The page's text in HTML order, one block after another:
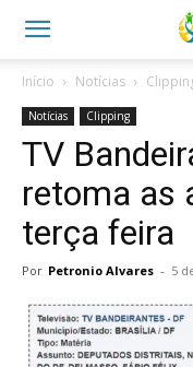
Início Notícias
Notícias Clipping
TV
retoma as
terça feira
Por Petronio Alvares - 5